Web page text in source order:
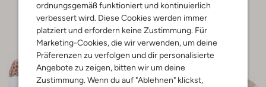
ordnungsgemäß funktioniert und kontinuierlich
verbessert wird. Diese Cookies werden immer
platziert und erfordern keine Zustimmung. Für
Marketing-Cookies, die wir verwenden, um deine
Präferenzen zu verfolgen und dir personalisierte
Angebote zu zeigen, bitten wir um deine
Zustimmung. Wenn du auf "Ablehnen" klickst,